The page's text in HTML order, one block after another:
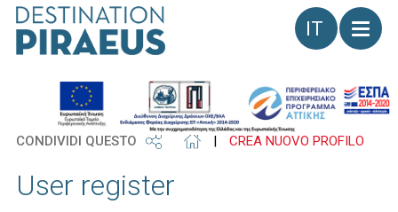
Lingua
CONDIVIDI QUESTO | CREA NUOVO PROFILO
User register